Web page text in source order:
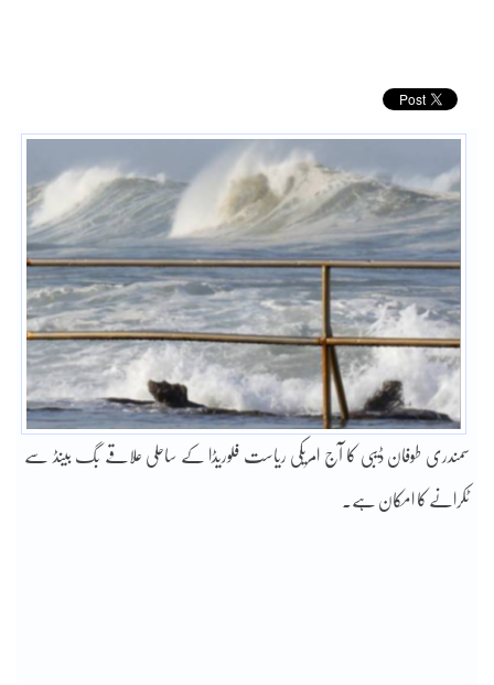
سمندری طوفان ڈیبی کا آج امریکی ریاست فلوریڈا کے ساحلی علاقے بگ بینڈ سے
ٹکرانے کا امکان ہے۔